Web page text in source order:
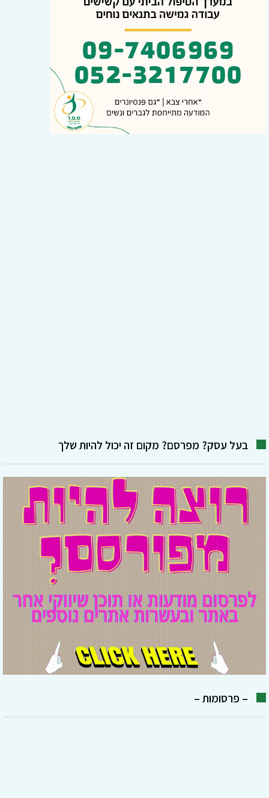
בעל עסק? מפרסם? מקום זה יכול להיות שלך
– פרסומות –